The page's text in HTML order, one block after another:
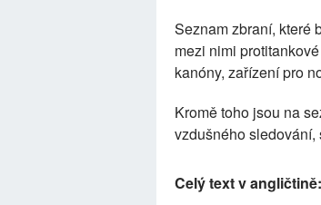
Seznam zbraní, které
mezi nimi
kanóny, zařízení pro
Kromě toho jsou na
vzdušného
Celý text v angličtině: